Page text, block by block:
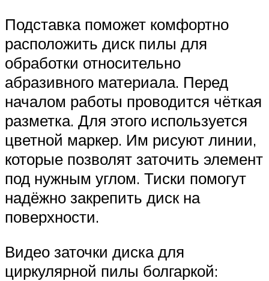
Подставка поможет комфортно
расположить диск пилы для
обработки относительно
абразивного материала. Перед
началом работы проводится чёткая
разметка. Для этого используется
цветной маркер. Им рисуют линии,
которые позволят заточить элемент
под нужным углом. Тиски помогут
надёжно закрепить диск на
поверхности.
Видео заточки диска для
циркулярной пилы болгаркой: